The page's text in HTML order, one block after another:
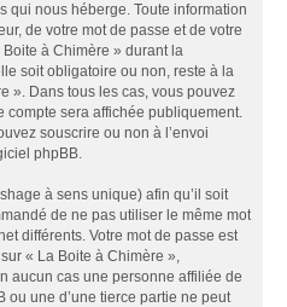
qui nous héberge. Toute information
de votre mot de passe et de votre
à Chimère » durant la
soit obligatoire ou non, reste à la
». Dans tous les cas, vous pouvez
compte sera affichée publiquement.
souscrire ou non à l’envoi
phpBB.
à sens unique) afin qu’il soit
de ne pas utiliser le même mot
différents. Votre mot de passe est
« La Boite à Chimère »,
aucun cas une personne affiliée de
ou une d’une tierce partie ne peut